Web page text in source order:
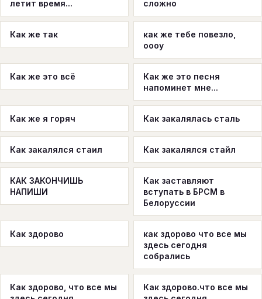
летит время...
сложно
Как же так
как же тебе повезло,
оооу
Как же это всё
Как же это песня
напоминет мне...
Как же я горяч Как закалялась сталь
Как закалялся стаил Как закалялся стайл
КАК ЗАКОНЧИШЬ
НАПИШИ
Как заставляют
вступать в БРСМ в
Белоруссии
Как здорово
как здорово что все мы
здесь сегодня
собрались
Как здорово, что все мы
Как здорово.что все мы